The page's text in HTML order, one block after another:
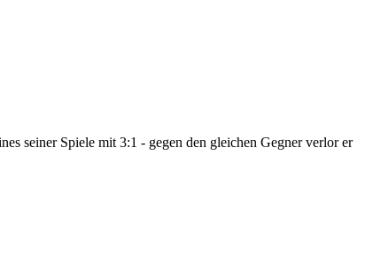
seiner Spiele mit 3:1 - gegen den gleichen Gegner verlor er